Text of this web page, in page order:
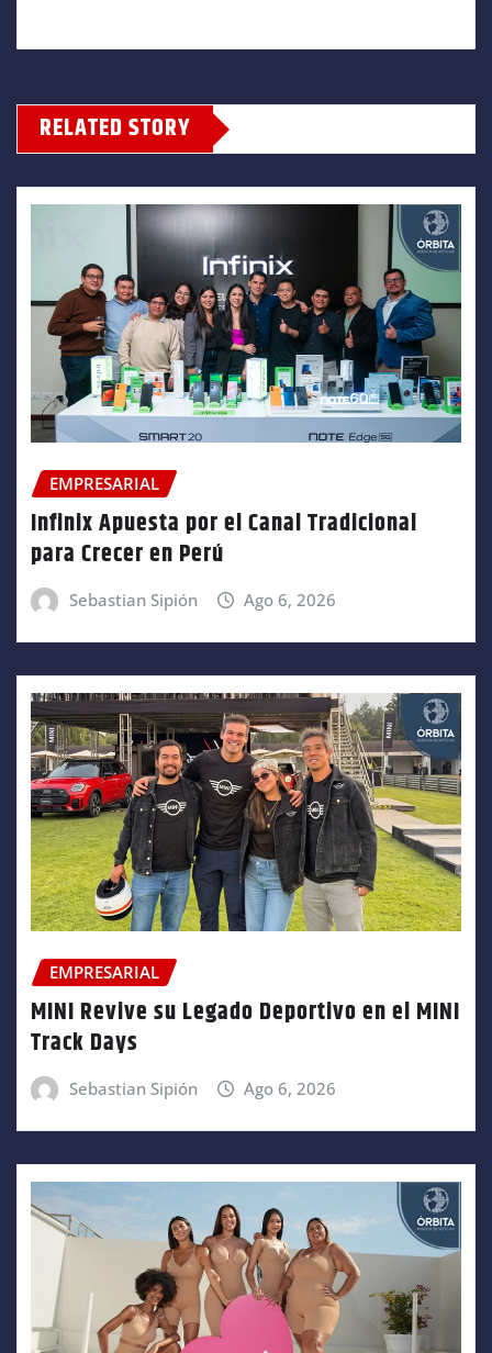
RELATED STORY
EMPRESARIAL
Infinix Apuesta por el Canal Tradicional
para Crecer en Perú
Sebastian Sipión Ago 6, 2026
EMPRESARIAL
MINI Revive su Legado Deportivo en el MINI
Track Days
Sebastian Sipión Ago 6, 2026